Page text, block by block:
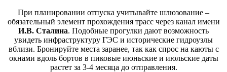
При планировании отпуска учитывайте шлюзование –
обязательный элемент прохождения трасс через канал имени
И.В. Сталина. Подобные прогулки дают возможность
увидеть инфраструктуру ГЭС и исторические гидроузлы
вблизи. Бронируйте места заранее, так как спрос на каюты с
окнами вдоль бортов в пиковые июньские и июльские даты
растет за 3-4 месяца до отправления.